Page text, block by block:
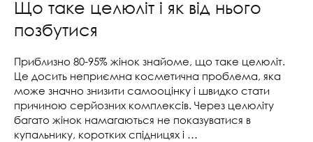
Що таке целюліт і як від нього
позбутися
Приблизно 80-95% жінок знайоме, що таке целюліт.
Це досить неприємна косметична проблема, яка
може значно знизити самооцінку і швидко стати
причиною серйозних комплексів. Через целюліту
багато жінок намагаються не показуватися в
купальнику, коротких спідницях і …